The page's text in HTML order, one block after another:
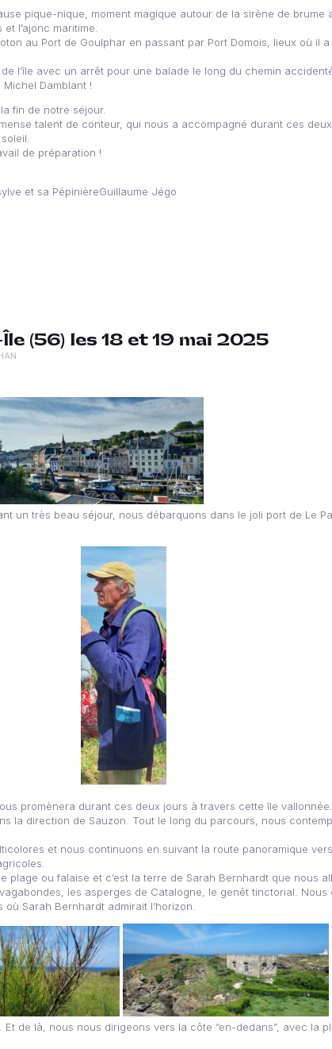
pique-nique, moment magique autour de la sirène de
l’ajonc maritime.
au Port de Goulphar en passant par Port Domois, lieux où il
l’île avec un arrêt pour une balade le long du chemin
Damblant !
fin de notre séjour.
talent de conteur, qui nous a accompagné durant ces deux
de préparation !
et sa PépinièreGuillaume Jégo
(56) les 18 et 19 mai 2025
un très beau séjour, nous débarquons dans le joli port de Le
promènera durant ces deux jours à travers cette île vallonnée.
la direction de Sauzon. Tout le long du parcours, nous
et nous continuons en suivant la route panoramique
plage ou falaise et c’est la terre de Sarah Bernhardt que nous
les asperges de Catalogne, le genêt tinctorial.
Sarah Bernhardt admirait l’horizon.
de là, nous nous dirigeons vers la côte “en-dedans”, avec la